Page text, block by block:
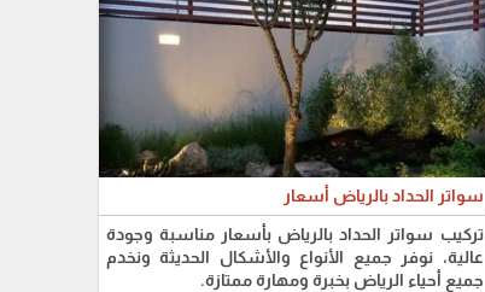
سواتر الحداد بالرياض أسعار
تركيب سواتر الحداد بالرياض بأسعار مناسبة وجودة
عالية، نوفر جميع الأنواع والأشكال الحديثة ونخدم
جميع أحياء الرياض بخبرة ومهارة ممتازة.